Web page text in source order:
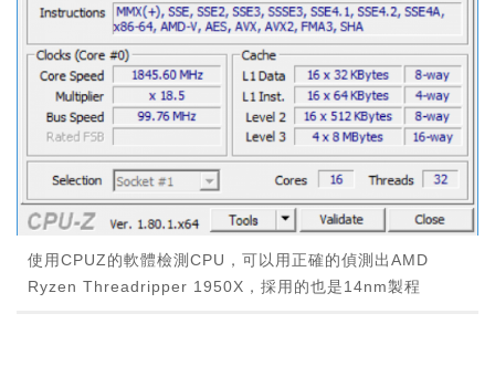
使用CPUZ的軟體檢測CPU，可以用正確的偵測出AMD
Ryzen Threadripper 1950X，採用的也是14nm製程